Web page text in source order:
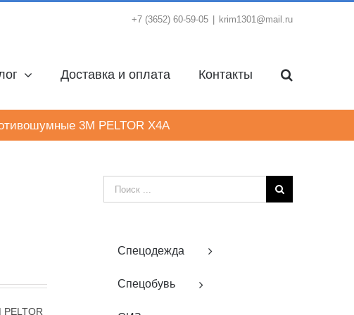
+7 (3652) 60-59-05 krim1301@mail.ru
Доставка и оплата Контакты
3M PELTOR X4A
Результат
поиска:
Спецодежда
Спецобувь